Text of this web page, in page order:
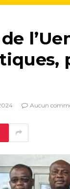
Aucun